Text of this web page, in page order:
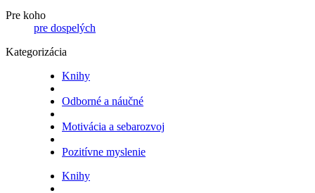
Pre koho
pre dospelých
Kategorizácia
Knihy
Odborné a náučné
Motivácia a sebarozvoj
Pozitívne myslenie
Knihy